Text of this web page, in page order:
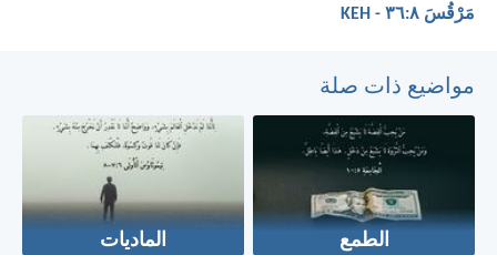
مَرْقُسَ ٨:‏٣٦ - KEH
مواضيع ذات صلة
الطمع الماديات